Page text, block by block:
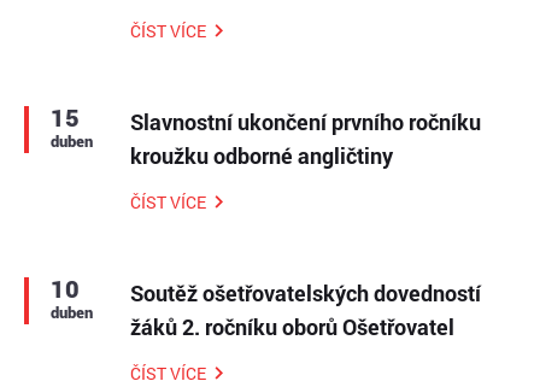
ČÍST VÍCE
15
duben
Slavnostní ukončení prvního ročníku
kroužku odborné angličtiny
ČÍST VÍCE
10
duben
Soutěž ošetřovatelských dovedností
žáků 2. ročníku oborů Ošetřovatel
ČÍST VÍCE